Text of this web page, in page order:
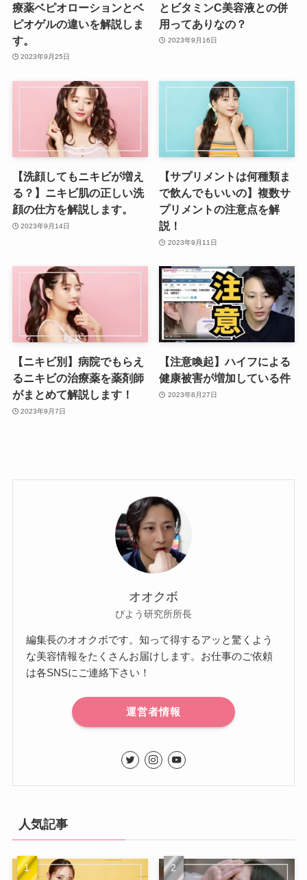
療薬ベピオローションとベ
ピオゲルの違いを解説しま
す。
2023年9月25日
とビタミンC美容液との併
用ってありなの？
2023年9月16日
【洗顔してもニキビが増え
る？】ニキビ肌の正しい洗
顔の仕方を解説します。
2023年9月14日
【サプリメントは何種類ま
で飲んでもいいの】複数サ
プリメントの注意点を解
説！
2023年9月11日
【ニキビ別】病院でもらえ
るニキビの治療薬を薬剤師
がまとめて解説します！
2023年9月7日
【注意喚起】ハイフによる
健康被害が増加している件
2023年8月27日
オオクボ
びよう研究所所長
編集長のオオクボです。知って得するアッと驚くよう
な美容情報をたくさんお届けします。お仕事のご依頼
は各SNSにご連絡下さい！
運営者情報
人気記事